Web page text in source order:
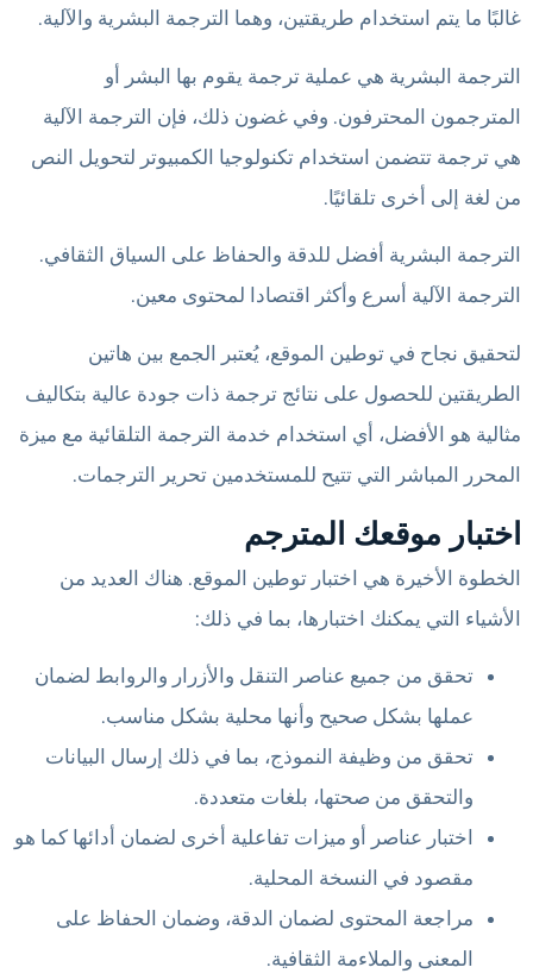
غالبًا ما يتم استخدام طريقتين، وهما الترجمة البشرية والآلية.
الترجمة البشرية هي عملية ترجمة يقوم بها البشر أو
المترجمون المحترفون. وفي غضون ذلك، فإن الترجمة الآلية
هي ترجمة تتضمن استخدام تكنولوجيا الكمبيوتر لتحويل النص
من لغة إلى أخرى تلقائيًا.
الترجمة البشرية أفضل للدقة والحفاظ على السياق الثقافي.
الترجمة الآلية أسرع وأكثر اقتصادا لمحتوى معين.
لتحقيق نجاح في توطين الموقع، يُعتبر الجمع بين هاتين
الطريقتين للحصول على نتائج ترجمة ذات جودة عالية بتكاليف
مثالية هو الأفضل، أي استخدام خدمة الترجمة التلقائية مع ميزة
المحرر المباشر التي تتيح للمستخدمين تحرير الترجمات.
اختبار موقعك المترجم
الخطوة الأخيرة هي اختبار توطين الموقع. هناك العديد من
الأشياء التي يمكنك اختبارها، بما في ذلك:
تحقق من جميع عناصر التنقل والأزرار والروابط لضمان
عملها بشكل صحيح وأنها محلية بشكل مناسب.
تحقق من وظيفة النموذج، بما في ذلك إرسال البيانات
والتحقق من صحتها، بلغات متعددة.
اختبار عناصر أو ميزات تفاعلية أخرى لضمان أدائها كما هو
مقصود في النسخة المحلية.
مراجعة المحتوى لضمان الدقة، وضمان الحفاظ على
المعنى والملاءمة الثقافية.